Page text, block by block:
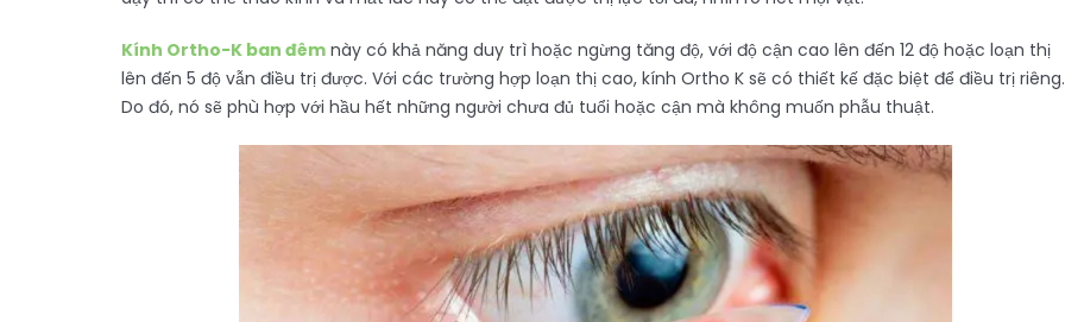
Kính Ortho-K ban đêm này có khả năng duy trì hoặc ngừng tăng độ, với độ cận cao lên đến 12 độ hoặc loạn thị
lên đến 5 độ vẫn điều trị được. Với các trường hợp loạn thị cao, kính Ortho K sẽ có thiết kế đặc biệt để điều trị riêng.
Do đó, nó sẽ phù hợp với hầu hết những người chưa đủ tuổi hoặc cận mà không muốn phẫu thuật.